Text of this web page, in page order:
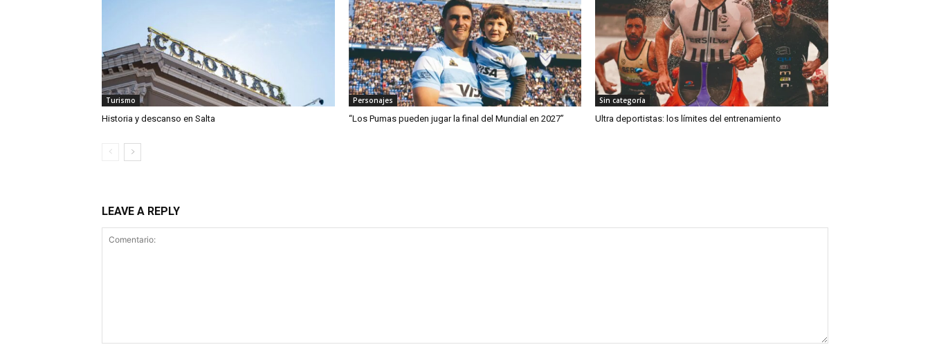
Turismo
Historia y descanso en Salta
Personajes
“Los Pumas pueden jugar la final del Mundial en 2027”
Sin categoría
Ultra deportistas: los límites del entrenamiento
LEAVE A REPLY